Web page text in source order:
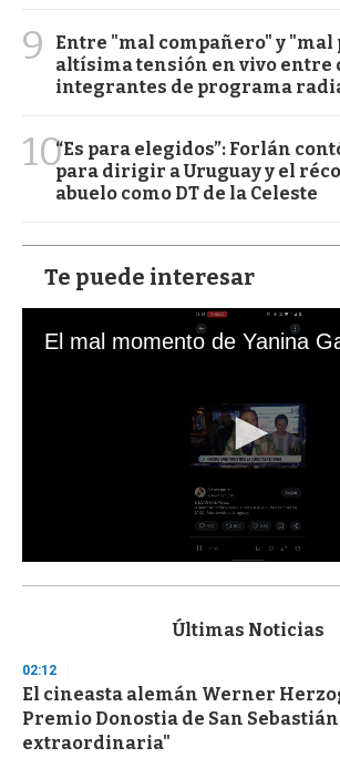
9
Entre "mal compañero" y "mal
altísima tensión en vivo entre
integrantes de programa
10“Es para elegidos”: Forlán
para dirigir a Uruguay y el
abuelo como DT de la Celeste
Te puede interesar
s
d
s
o
f
3
Últimas Noticias
02:12
El cineasta alemán Werner
Premio Donostia de San
extraordinaria"